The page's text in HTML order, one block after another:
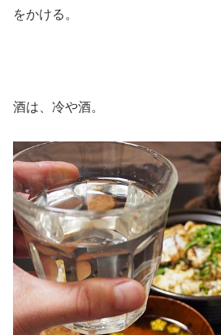
をかける。
酒は、冷や酒。